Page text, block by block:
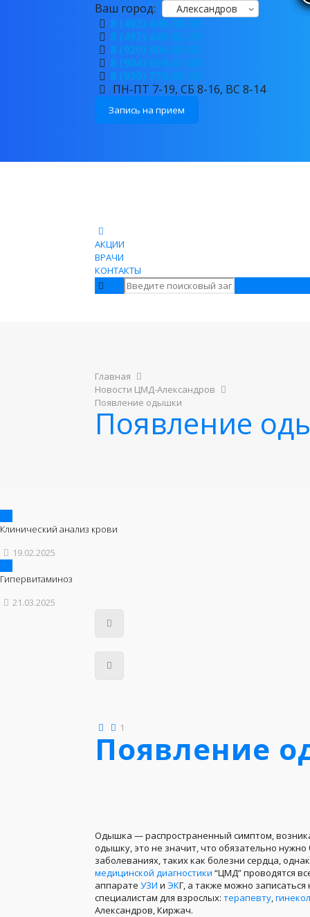
Ваш город: Александров
8 (492) 449-38-39
8 (492) 449-82-29
8 (920) 906-83-80
8 (904) 039-67-68
8 (999) 774-89-94
ПН-ПТ 7-19, СБ 8-16, ВС 8-14
Запись на прием
АКЦИИ
ВРАЧИ
КОНТАКТЫ
Главная
Новости ЦМД-Александров
Появление одышки
Появление
Клинический анализ крови
19.02.2025
Гипервитаминоз
21.03.2025
1
Появление
Одышка — распространенный симптом,
одышку, это не значит, что обязательно нужно
заболеваниях, таких как болезни сердца,
медицинской диагностики “ЦМД” проводятся
аппарате УЗИ и ЭКГ, а также можно
специалистам для взрослых: терапевту,
Александров, Киржач.